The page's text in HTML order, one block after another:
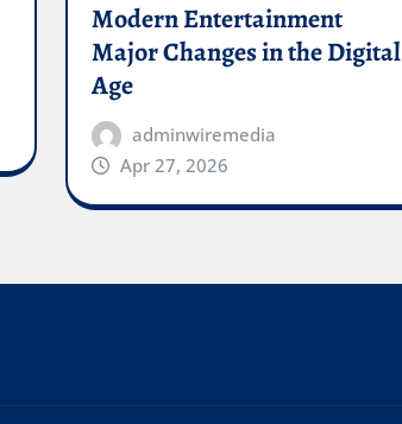
Modern Entertainment
Major Changes in the Digital
Age
adminwiremedia
Apr 27, 2026